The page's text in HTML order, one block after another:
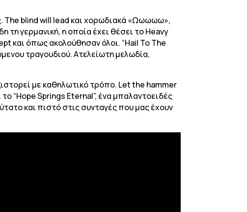
The blind will lead και χορωδιακά «Ωωωωω»,
γερμανική, η οποία έχει θέσει το Heavy
και όπως ακολούθησαν όλοι. “Hail To The
τραγουδιού. Ατελείωτη μελωδία,
με καθηλωτικό τρόπο. Let the hammer
“Hope Springs Eternal”, ένα μπαλαντοειδές
και πιστό στις συνταγές που μας έχουν